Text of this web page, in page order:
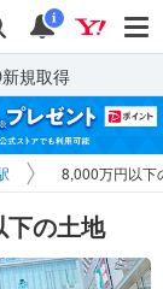
検索 通知
i
規取得
8,000万円以下
下の土地